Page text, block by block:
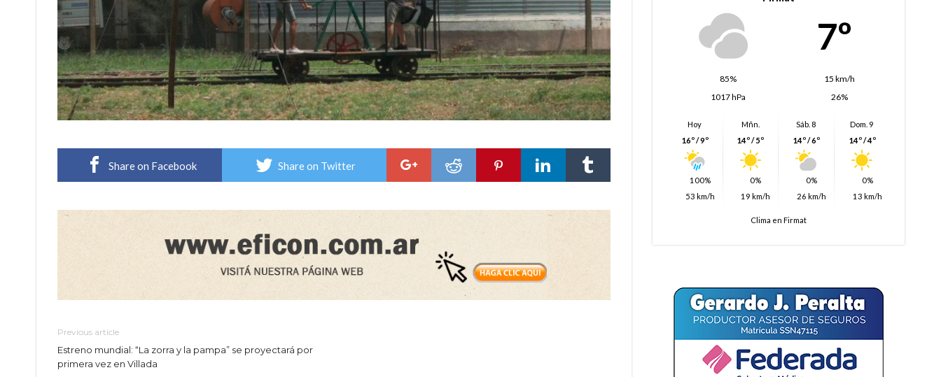
Share on Facebook Share on Twitter
Previous article
Estreno mundial: “La zorra y la pampa” se proyectará por
primera vez en Villada
7º
85%
15 km/h
1017 hPa
26%
Hoy
16º / 9º
100%
53 km/h
Mñn.
14º / 5º
0%
19 km/h
Sáb. 8
14º / 6º
0%
26 km/h
Dom. 9
14º / 4º
0%
13 km/h
Clima en Firmat